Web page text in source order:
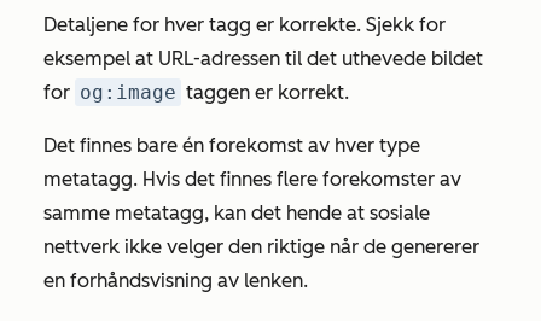
Detaljene for hver tagg er korrekte. Sjekk for
eksempel at URL-adressen til det uthevede bildet
for og:image taggen er korrekt.
Det finnes bare én forekomst av hver type
metatagg. Hvis det finnes flere forekomster av
samme metatagg, kan det hende at sosiale
nettverk ikke velger den riktige når de genererer
en forhåndsvisning av lenken.